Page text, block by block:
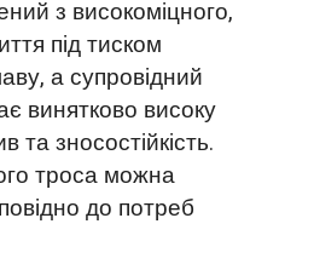
з високоміцного,
під тиском
а супровідний
винятково високу
та зносостійкість.
троса можна
до потреб